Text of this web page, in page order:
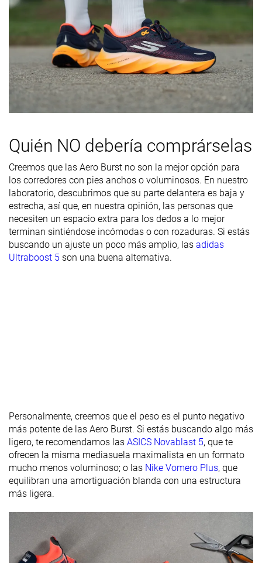
Durabilidad
Alta Alta
Durabilidad
exterior
Buena Buena Decente
Media
Anchura de la
parte
delantera
Flexibilidad Moderada Moderada Moderada
Rigidez
torsional
Rígidas Flexibles
Rigidez del
Rígido Rígido
marca
Anchuras
disponibles
Estándar
Estándar
Estándar
Ancho
Orthotic
friendly
✓ ✓ ✓
Estación
Removable
insole
✓
Quién NO debería comprárselas
Creemos que las Aero Burst no son la mejor opción para
los corredores con pies anchos o voluminosos. En nuestro
laboratorio, descubrimos que su parte delantera es baja y
estrecha, así que, en nuestra opinión, las personas que
necesiten un espacio extra para los dedos a lo mejor
terminan sintiéndose incómodas o con rozaduras. Si estás
buscando un ajuste un poco más amplio, las adidas
Ultraboost 5 son una buena alternativa.
Personalmente, creemos que el peso es el punto negativo
más potente de las Aero Burst. Si estás buscando algo más
ligero, te recomendamos las ASICS Novablast 5, que te
ofrecen la misma mediasuela maximalista en un formato
mucho menos voluminoso; o las Nike Vomero Plus, que
equilibran una amortiguación blanda con una estructura
más ligera.